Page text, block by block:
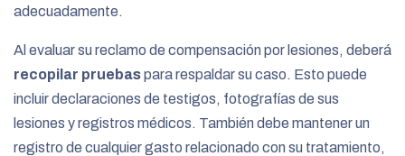
adecuadamente.
Al evaluar su reclamo de compensación por lesiones, deberá
recopilar pruebaspara respaldar su caso. Esto puede
incluir declaraciones de testigos, fotografías de sus
lesiones y registros médicos. También debe mantener un
registro de cualquier gasto relacionado con su tratamiento,